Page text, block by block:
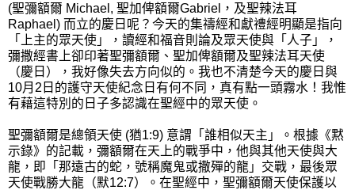
(聖彌額爾 Michael, 聖加俾額爾Gabriel，及聖辣法耳
Raphael) 而立的慶日呢？今天的集禱經和獻禮經明顯是指向
「上主的眾天使」，讀經和福音則論及眾天使與「人子」，
彌撒經書上卻印著聖彌額爾、聖加俾額爾及聖辣法耳天使
（慶日），我好像失去方向似的。我也不清楚今天的慶日與
10月2日的護守天使紀念日有何不同，真有點一頭霧水！我惟
有藉這特別的日子多認識在聖經中的眾天使。
聖彌額爾是總領天使 (猶1:9) 意謂「誰相似天主」。根據《黙
示錄》的記載，彌額爾在天上的戰爭中，他與其他天使與大
龍，即「那遠古的蛇，號稱魔鬼或撒殫的龍」交戰，最後眾
天使戰勝大龍（默12:7）。在聖經中，聖彌額爾天使保護以